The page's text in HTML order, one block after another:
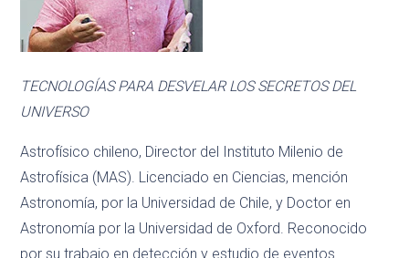
TECNOLOGÍAS PARA DESVELAR LOS SECRETOS DEL
UNIVERSO
Astrofísico chileno, Director del Instituto Milenio de
Astrofísica (MAS). Licenciado en Ciencias, mención
Astronomía, por la Universidad de Chile, y Doctor en
Astronomía por la Universidad de Oxford. Reconocido
por su trabajo en detección y estudio de eventos